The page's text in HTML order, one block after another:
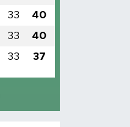
33 40
33 40
33 37